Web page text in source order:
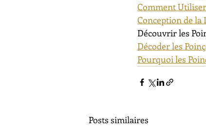
Comment
Conception de la
Découvrir les
Décoder les
Pourquoi les
Posts similaires